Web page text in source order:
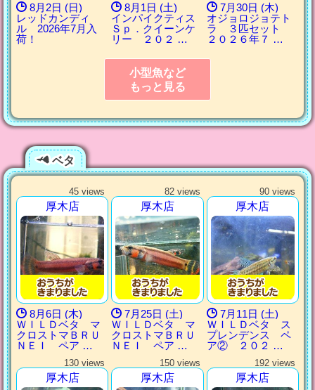
8月2日 (日)
レッドカンディ
ル 2026年7月入
荷！
8月1日 (土)
インパイクティス
Ｓｐ．クイーンケ
リー ２０２ …
7月30日 (木)
オジョロジョテト
ラ ３匹セット
２０２６年７ …
小型魚など
もっと見る
ベタ
45 views
厚木店
8月6日 (木)
ＷＩＬＤベタ マ
クロストマＢＲＵ
ＮＥＩ ペア …
82 views
厚木店
7月25日 (土)
ＷＩＬＤベタ マ
クロストマＢＲＵ
ＮＥＩ ペア …
90 views
厚木店
7月11日 (土)
ＷＩＬＤベタ ス
プレンデンス ペ
ア② ２０２ …
130 views
厚木店
150 views
厚木店
192 views
厚木店